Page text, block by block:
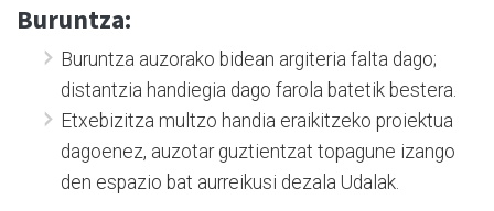
Buruntza:
Buruntza auzorako bidean argiteria falta dago;
distantzia handiegia dago farola batetik bestera.
Etxebizitza multzo handia eraikitzeko proiektua
dagoenez, auzotar guztientzat topagune izango
den espazio bat aurreikusi dezala Udalak.